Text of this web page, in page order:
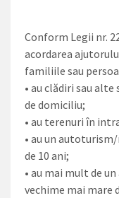
Conform Legii nr.
acordarea
familiile sau
• au clădiri sau
de domiciliu;
• au terenuri în
• au un
de 10 ani;
• au mai mult de
vechime mai mare